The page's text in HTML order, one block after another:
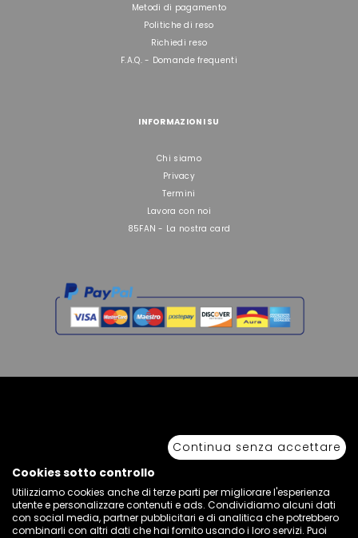
Metodi di pagamento
Politiche di reso
Richiedi reso
F.A.Q. - Domande frequenti
INFORMAZIONI SU
Chi siamo
Privacy
Termini
Lavora con noi
85FAN - La nostra card
anche parziale.
Via Piave Km 68,600 • 04100 Latina, Italia | P.IVA 01222400598 • N° REA LT -
77855
Continua senza accettare
Cookies sotto controllo
Utilizziamo cookies anche di terze parti per migliorare l'esperienza
utente e personalizzare contenuti e ads. Condividiamo alcuni dati
con social media, partner pubblicitari e di analitica che potrebbero
combinarli con altri dati che hai fornito usando i loro servizi. Puoi